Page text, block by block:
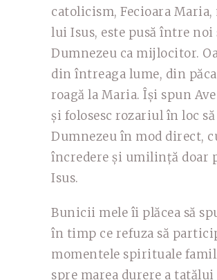
catolicism, Fecioara Maria,
lui Isus, este pusă între noi
Dumnezeu ca mijlocitor.
din întreaga lume, din
roagă la Maria. Își spun
și folosesc rozariul în loc
Dumnezeu în mod direct,
încredere și umilință doar
Isus.
Bunicii mele îi plăcea să
în timp ce refuza să
momentele spirituale
spre marea durere a